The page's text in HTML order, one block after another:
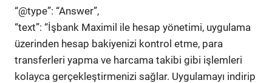
“@type”: “Answer”,
“text”: “İşbank Maximil ile hesap yönetimi, uygulama
üzerinden hesap bakiyenizi kontrol etme, para
transferleri yapma ve harcama takibi gibi işlemleri
kolayca gerçekleştirmenizi sağlar. Uygulamayı indirip